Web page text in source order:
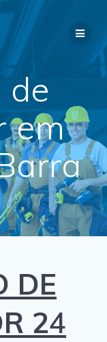
de
em
DE
24